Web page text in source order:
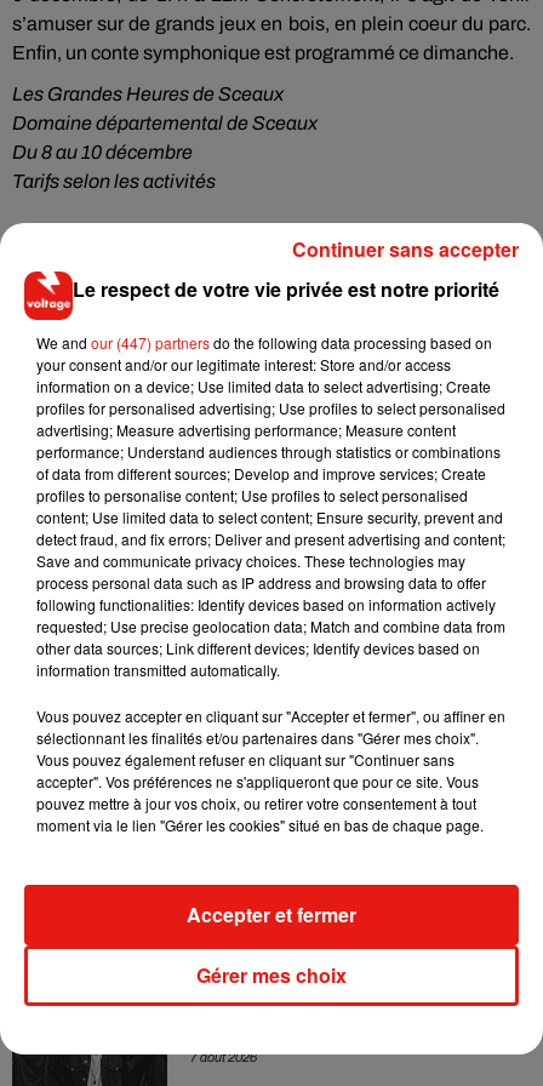
s’amuser sur de grands jeux en bois, en plein coeur du parc.
Enfin, un conte symphonique est programmé ce dimanche.
Les Grandes Heures de Sceaux
Domaine départemental de Sceaux
Du 8 au 10 décembre
Tarifs selon les activités
Le marché de Notre-Dame est de retour !
Enfin, à l’approche de Noël, on continue de vous présenter
certains marchés de Noël emblématiques de la région. C’est
le cas de celui de Notre-Dame qui ouvre ce week-end,
jusqu’au 25 décembre. Le marché est notamment célèbre
pour mêler artisanat et gastronomie. Sur place, les artisans
proposent des créations, fabriquées main, à des prix souvent
plus intéressants que sur d’autres marchés. On y retrouve
également toute une sélection de fromages, de charcuteries
ou encore de boissons en tout genre. Le marché de Notre-
Dame a même été désigné « Marché de Noël le plus
charmant de Paris »… tout est donc réuni pour y aller ce
week-end !
Marché de Noël de Notre-Dame
Square Viviani (Paris V)
Voltage vous souhaite un agréable week-end !
7 août 2026
Le respect de votre vie privée est notre priorité
We and our (447) partnersdo the following data processing based on
your consent and/or our legitimate interest: Store and/or access
information on a device; Use limited data to select advertising; Create
profiles for personalised advertising; Use profiles to select personalised
advertising; Measure advertising performance; Measure content
performance; Understand audiences through statistics or combinations
of data from different sources; Develop and improve services; Create
profiles to personalise content; Use profiles to select personalised
content; Use limited data to select content; Ensure security, prevent and
detect fraud, and fix errors; Deliver and present advertising and content;
Save and communicate privacy choices. These technologies may
process personal data such as IP address and browsing data to offer
following functionalities: Identify devices based on information actively
requested; Use precise geolocation data; Match and combine data from
other data sources; Link different devices; Identify devices based on
information transmitted automatically.
Vous pouvez accepter en cliquant sur "Accepter et fermer", ou affiner en
sélectionnant les finalités et/ou partenaires dans "Gérer mes choix".
Vous pouvez également refuser en cliquant sur "Continuer sans
accepter". Vos préférences ne s'appliqueront que pour ce site. Vous
pouvez mettre à jour vos choix, ou retirer votre consentement à tout
moment via le lien "Gérer les cookies" situé en bas de chaque page.
Gérer mes choix
Accepter et fermer
Continuer sans accepter